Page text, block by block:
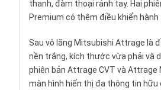
thanh, đàm thoại rảnh tay. Hai
Premium có thêm điều khiển hành
Sau vô lăng Mitsubishi Attrage là
nền trắng, kích thước vừa phải và
phiên bản Attrage CVT và
màn hình hiển thị đa thông tin hữu